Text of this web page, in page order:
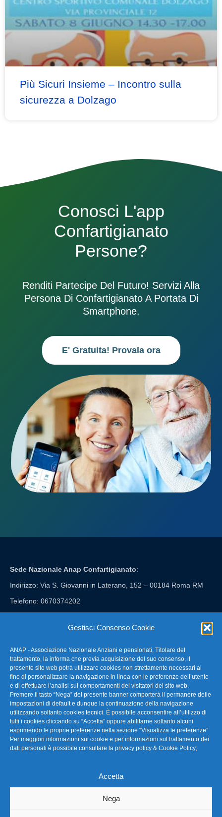
Gestisci Consenso Cookie
ANAP - Associazione Nazionale Anziani e pensionati, Titolare del
trattamento, la informa che previa acquisizione del suo consenso, il
presente sito web potrà utilizzare cookies non strettamente necessari al
fine di personalizzare la navigazione in linea con le preferenze dell’utente
e di effettuare l’analisi sui comportamenti dei visitatori del sito web.
Premere il tasto “Nega” del presente banner comporterà il permanere delle
impostazioni di default e dunque la continuazione della navigazione
utilizzando soltanto cookies tecnici. È possibile acconsentire all’utilizzo di
tutti i cookies cliccando su “Accetta” oppure abilitarne soltanto alcuni
esprimendo le proprie preferenze nella sezione “Visualizza le preferenze”
Per maggiori informazioni sui cookie e per informazioni sul trattamento dei
dati personali è possibile consultare la privacy policy & Cookie Policy;
Accetta
Nega
Più Sicuri Insieme – Incontro sulla
sicurezza a Dolzago
Conosci L'app
Confartigianato
Persone?
Renditi Partecipe Del Futuro! Servizi Alla
Persona Di Confartigianato A Portata Di
Smartphone.
E' Gratuita! Provala ora
Sede Nazionale Anap Confartigianato:
Indirizzo: Via S. Giovanni in Laterano, 152 – 00184 Roma RM
Telefono: 0670374202
FAQ – Domande Frequenti
La nostra Newsletter
Link Utili
TG Confartigianato
Privacy & Cookie Policy
Seguici